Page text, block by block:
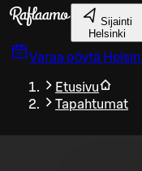
Siirry pääsisältöön
Sijainti
Helsinki
Varaa pöytä
Etusivu
Tapahtumat